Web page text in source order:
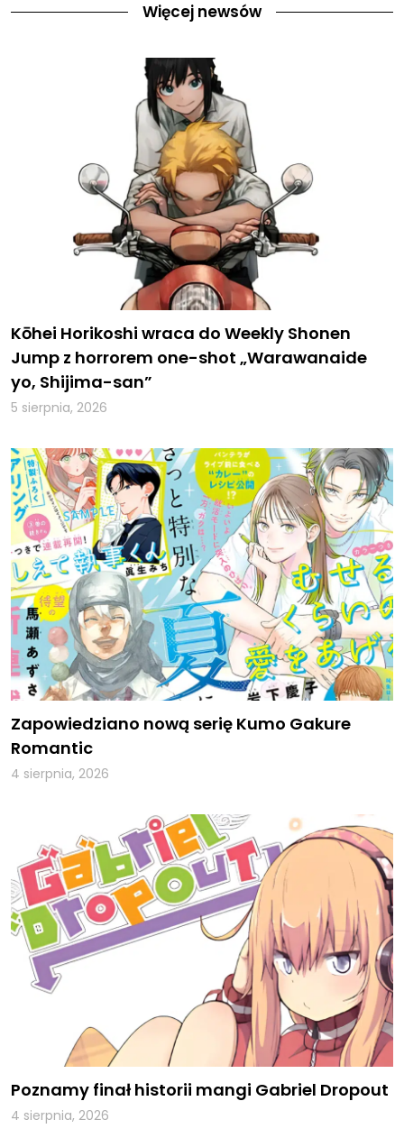
Więcej newsów
Kōhei Horikoshi wraca do Weekly Shonen
Jump z horrorem one-shot „Warawanaide
yo, Shijima-san”
5 sierpnia, 2026
Zapowiedziano nową serię Kumo Gakure
Romantic
4 sierpnia, 2026
Poznamy finał historii mangi Gabriel Dropout
4 sierpnia, 2026